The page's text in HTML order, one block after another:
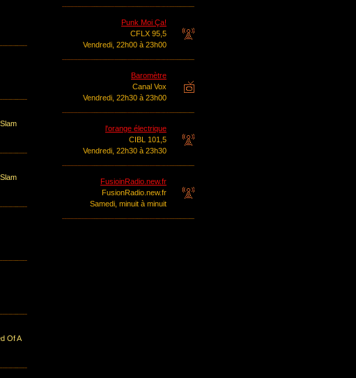
Of A
Punk Moi Ça!
CFLX 95,5
Vendredi, 22h00 à 23h00
Baromètre
Canal Vox
Vendredi, 22h30 à 23h00
l'orange électrique
CIBL 101,5
Vendredi, 22h30 à 23h30
FusioinRadio.new.fr
FusionRadio.new.fr
Samedi, minuit à minuit